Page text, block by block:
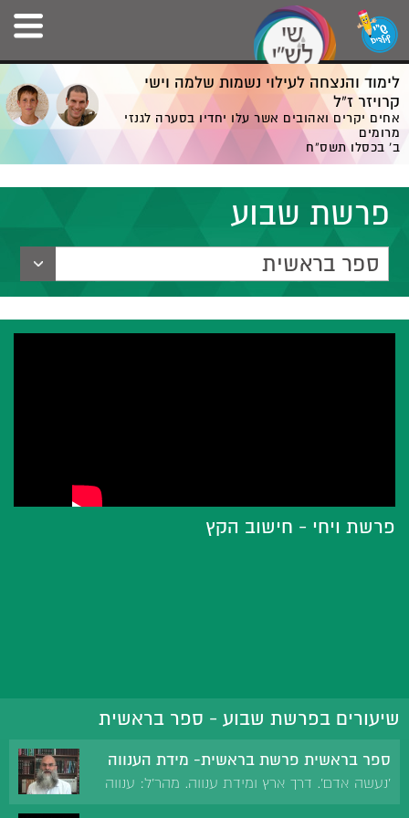
לימוד והנצחה לעילוי נשמות שלמה וישי
קרויזר ז”ל
אחים יקרים ואהובים אשר עלו יחדיו בסערה לגנזי
מרומים
ב' בכסלו תשס”ח
פרשת שבוע
ספר בראשית
פרשת ויחי - חישוב הקץ
שיעורים בפרשת שבוע - ספר בראשית
ספר בראשית פרשת בראשית- מידת הענווה
'נעשה אדם'. דרך ארץ ומידת ענווה. מהר'ל: ענווה